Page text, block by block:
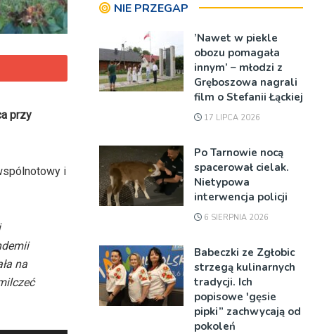
przy
i
na
NIE PRZEGAP
’Nawet w piekle
obozu pomagała
innym’ – młodzi z
Gręboszowa nagrali
film o Stefanii Łąckiej
17 LIPCA 2026
Po Tarnowie nocą
spacerował cielak.
Nietypowa
interwencja policji
6 SIERPNIA 2026
Babeczki ze Zgłobic
strzegą kulinarnych
tradycji. Ich
popisowe 'gęsie
pipki” zachwycają od
pokoleń